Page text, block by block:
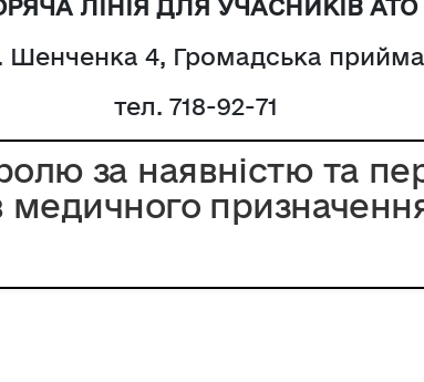
ЛІНІЯ ДЛЯ УЧАСНИКІВ АТО
4, Громадська
тел. 718-92-71
за наявністю та
медичного